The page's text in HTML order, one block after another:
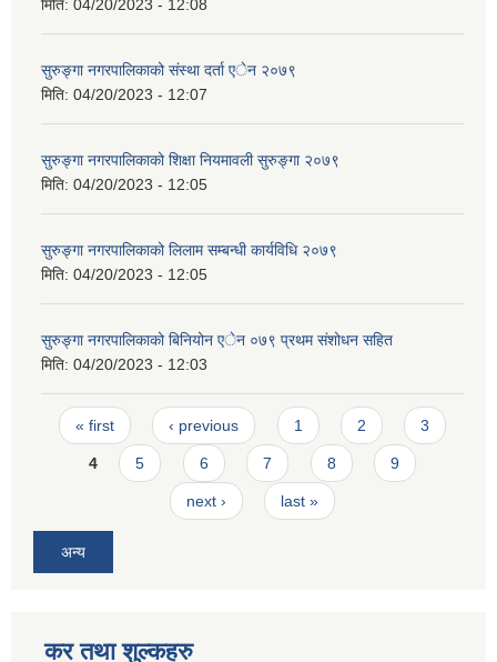
मिति: 04/20/2023 - 12:08
सुरुङ्गा नगरपालिकाको संस्था दर्ता एेन २०७९
मिति: 04/20/2023 - 12:07
सुरुङ्गा नगरपालिकाको शिक्षा नियमावली सुरुङ्गा २०७९
मिति: 04/20/2023 - 12:05
सुरुङ्गा नगरपालिकाको लिलाम सम्बन्धी कार्यविधि २०७९
मिति: 04/20/2023 - 12:05
सुरुङ्गा नगरपालिकाको बिनियोन एेन ०७९ प्रथम संशोधन सहित
मिति: 04/20/2023 - 12:03
Pages
« first ‹ previous 1 2 3
4 5 6 7 8 9
next › last »
अन्य
कर तथा शुल्कहरु